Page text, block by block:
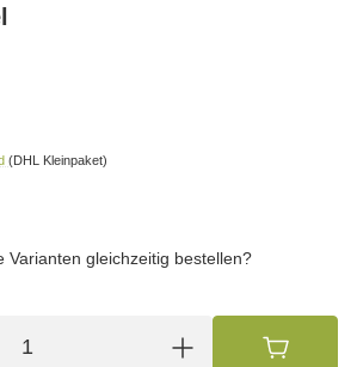
(DHL Kleinpaket)
Varianten gleichzeitig bestellen?